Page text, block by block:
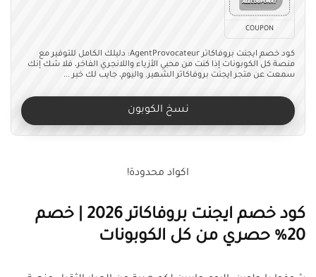
COUPON
كود خصم ايجنت بروفاكاتر AgentProvocateur: دليلك الكامل للتوفير مع
منصة كل الكوبونات إذا كنت من محبي الأزياء واللانجري الفاخر، فلا شك إنك
سمعت عن متجر ايجنت بروفاكاتر الشهير. واليوم، جايب لك خبر ...
نسخ الكوبون
اكواد محدودة!
كود خصم ايجنت بروفاكاتر 2026 | خصم
20% حصري من كل الكوبونات